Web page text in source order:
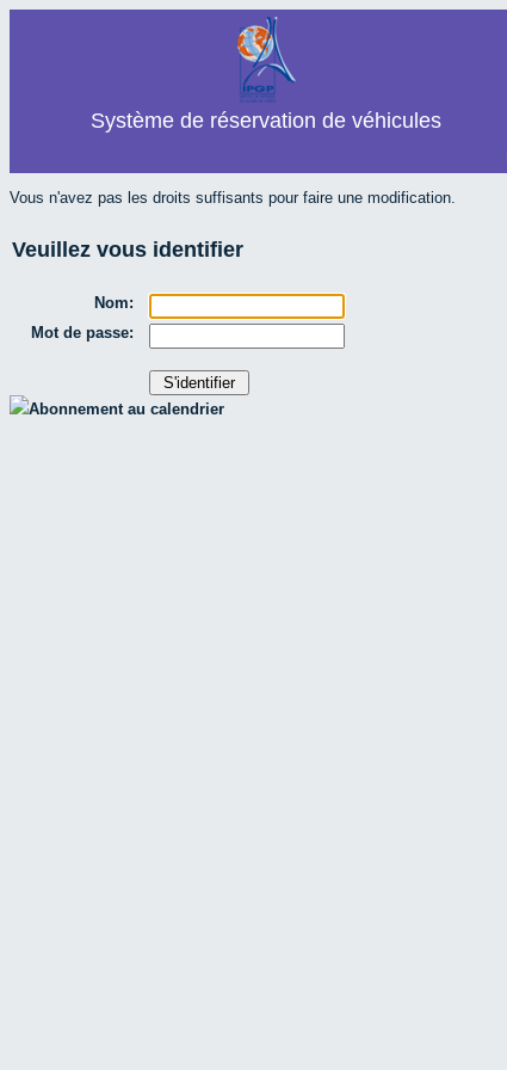
Système de réservation de véhicules
Vous n'avez pas les droits suffisants pour faire une modification.
Veuillez vous identifier
Nom:
Mot de passe:
Abonnement au calendrier